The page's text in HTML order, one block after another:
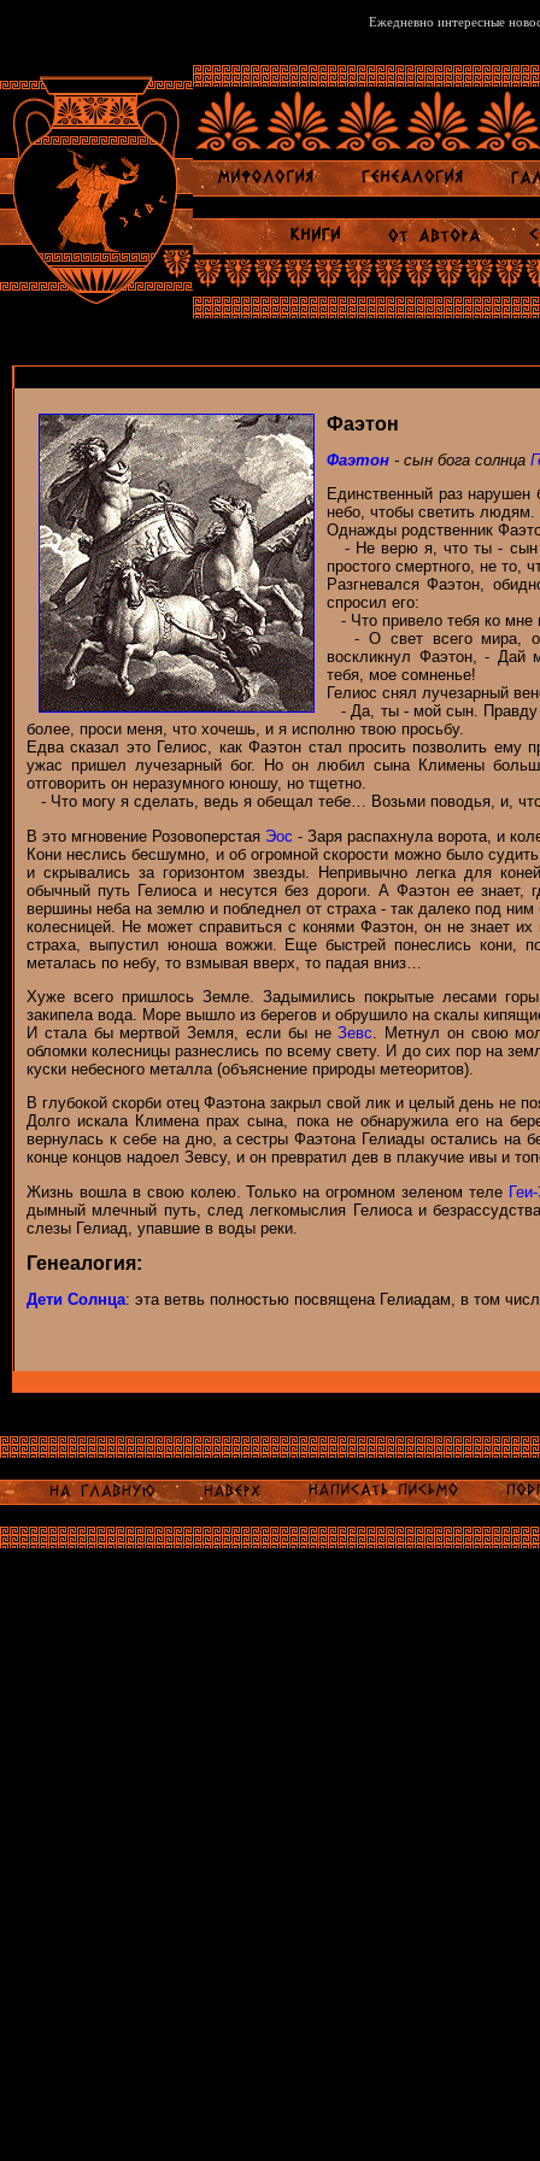
Ежедневно интересные
Фаэтон
Фаэтон - сын бога солнца
Единственный раз
небо, чтобы светить
Однажды родственник
- Не верю я, что ты - сын
простого смертного, не то,
Разгневался Фаэтон,
спросил его:
- Что привело тебя ко мне
- О свет всего мира, о
воскликнул Фаэтон, - Дай
тебя, мое сомненье!
Гелиос снял лучезарный
- Да, ты - мой сын. Правду
более, проси меня, что хочешь, и я исполню твою просьбу.
Едва сказал это Гелиос, как Фаэтон стал просить позволить ему
ужас пришел лучезарный бог. Но он любил сына Климены
отговорить он неразумного юношу, но тщетно.
- Что могу я сделать, ведь я обещал тебе… Возьми поводья, и,
В это мгновение Розовоперстая Эос - Заря распахнула ворота, и
Кони неслись бесшумно, и об огромной скорости можно было
и скрывались за горизонтом звезды. Непривычно легка для
обычный путь Гелиоса и несутся без дороги. А Фаэтон ее
вершины неба на землю и побледнел от страха - так далеко под
колесницей. Не может справиться с конями Фаэтон, он не знает
страха, выпустил юноша вожжи. Еще быстрей понеслись кони,
металась по небу, то взмывая вверх, то падая вниз…
Хуже всего пришлось Земле. Задымились покрытые лесами
закипела вода. Море вышло из берегов и обрушило на скалы
И стала бы мертвой Земля, если бы неЗевс. Метнул он свою
обломки колесницы разнеслись по всему свету. И до сих пор на
куски небесного металла (объяснение природы метеоритов).
В глубокой скорби отец Фаэтона закрыл свой лик и целый день не
Долго искала Климена прах сына, пока не обнаружила его на
вернулась к себе на дно, а сестры Фаэтона Гелиады остались на
конце концов надоел Зевсу, и он превратил дев в плакучие ивы и
Жизнь вошла в свою колею. Только на огромном зеленом теле
дымный млечный путь, след легкомыслия Гелиоса и
слезы Гелиад, упавшие в воды реки.
Генеалогия:
Дети Солнца: эта ветвь полностью посвящена Гелиадам, в том